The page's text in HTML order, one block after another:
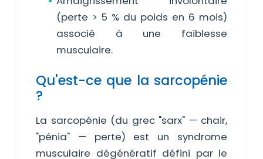
(perte > 5 % du poids en 6 mois)
associé à une faiblesse
musculaire.
Qu'est-ce que la sarcopénie
?
La sarcopénie (du grec "sarx" — chair,
"pénia" — perte) est un syndrome
musculaire dégénératif défini par le